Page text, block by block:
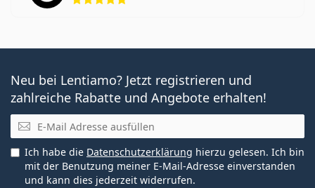
Neu bei Lentiamo? Jetzt registrieren und
zahlreiche Rabatte und Angebote erhalten!
E-Mail
Ich habe die Datenschutzerklärung hierzu gelesen. Ich bin
mit der Benutzung meiner E-Mail-Adresse einverstanden
und kann dies jederzeit widerrufen.